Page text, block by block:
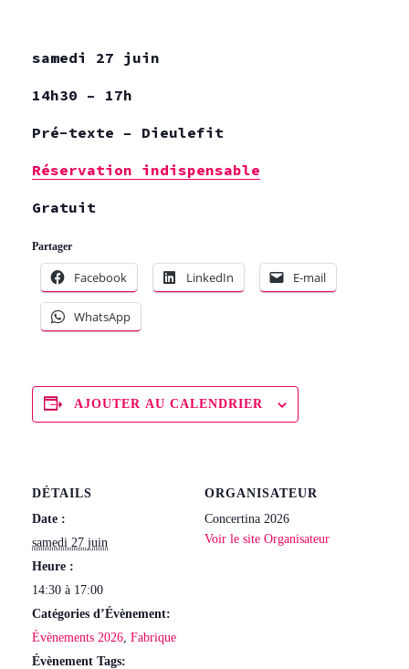
samedi 27 juin
14h30 – 17h
Pré-texte – Dieulefit
Réservation indispensable
Gratuit
Partager
Facebook LinkedIn E-mail
WhatsApp
AJOUTER AU CALENDRIER
DÉTAILS
Date :
samedi 27 juin
Heure :
14:30 à 17:00
Catégories d’Évènement:
Évènements 2026 Fabrique
Évènement Tags:
ORGANISATEUR
Concertina 2026
Voir le site Organisateur